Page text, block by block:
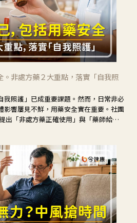
。非處方藥２大重點，落實「自我照
我照護」已成重要課題。然而，日常非必
影響屢見不鮮，用藥安全實在重要。社團
出「非處方藥正確使用」與「藥師給